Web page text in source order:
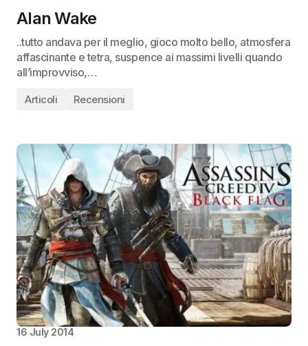
Alan Wake
..tutto andava per il meglio, gioco molto bello, atmosfera
affascinante e tetra, suspence ai massimi livelli quando
all’improvviso,…
Articoli Recensioni
16 July 2014